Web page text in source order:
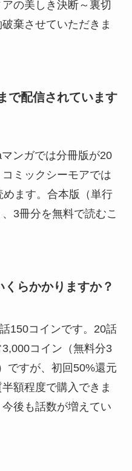
の美しき決断～裏切
棄させていただきま
で配信されています
ンガでは分冊版が20
ミックシーモアでは
ます。合本版（単行
3冊分を無料で読むこ
らかかりますか？
150コインです。20話
コイン（無料分3
ですが、初回50%還元
額程度で購入できま
後も話数が増えてい